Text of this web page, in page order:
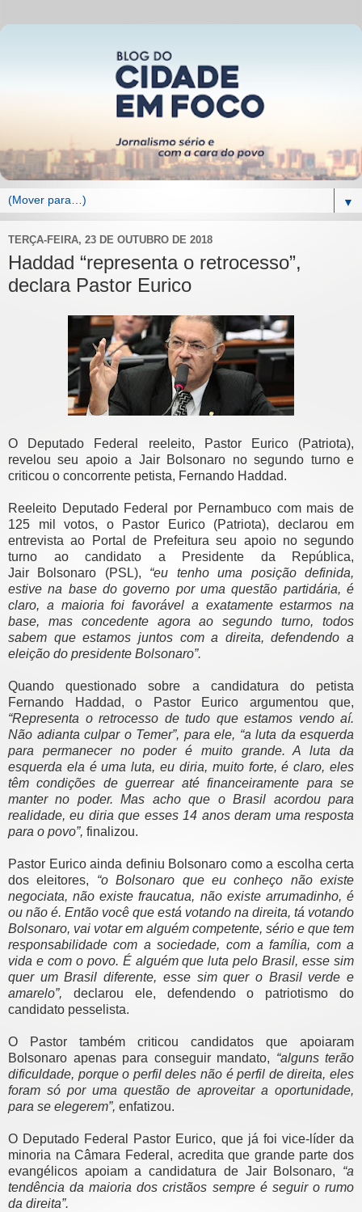
▼
TERÇA-FEIRA, 23 DE OUTUBRO DE 2018
Haddad “representa o retrocesso”,
declara Pastor Eurico
O Deputado Federal reeleito, Pastor Eurico (Patriota),
revelou seu apoioa Jair Bolsonaro no segundo turno e
criticou o concorrente petista, Fernando Haddad.
Reeleito Deputado Federal por Pernambuco com mais de
125 mil votos, o
Pastor Eurico (Patriota), declarou em
entrevista ao Portal de Prefeituraseu apoio no segundo
turno ao candidato a Presidente da República,
Jair Bolsonaro (PSL), “eu tenho uma posição definida,
estive na base dogoverno por uma questão partidária, é
claro, a maioria foi favorável a exatamente estarmos na
base, mas concedente agora ao segundo turno, todos
sabem que estamos juntos com a direita, defendendo a
eleição do presidente Bolsonaro”.
Quando questionado sobre a candidatura do petista
Fernando Haddad, o
Pastor Eurico argumentou que,
“Representa o retrocesso de tudo que estamos vendo aí.
Não adianta culpar o Temer”, para ele, “a luta da esquerda
para permanecer no poder é muito grande. A luta da
esquerda ela é uma luta, eu diria, muito forte, é claro, eles
têm condições deguerrear até financeiramente para se
manter no poder. Mas acho que oBrasil acordou para
realidade, eu diria que esses 14 anos deram uma resposta
para o povo”, finalizou.
Pastor Eurico ainda definiu Bolsonaro como a escolha certa
doseleitores, “o Bolsonaro que eu conheço não existe
negociata, não existefraucatua, não existe arrumadinho, é
ou não é. Então você que está votando na direita, tá votando
Bolsonaro, vai votar em alguém competente, sério e que tem
responsabilidade com a sociedade, com afamília, com a
vida e com o povo. É alguém que luta pelo Brasil, esse sim
quer um Brasil diferente, esse sim quer o Brasil verde e
amarelo”,
declarou ele, defendendo o patriotismo do
candidato pesselista.
O Pastor também criticou candidatos que apoiaram
Bolsonaro apenas para conseguir mandato, “alguns terão
dificuldade, porque o perfil deles não é perfil de direita, eles
foram só por uma questão de aproveitar a oportunidade,
para se elegerem”, enfatizou.
O Deputado Federal Pastor Eurico, que já foi vice-líder da
minoria naCâmara Federal, acredita que grande parte dos
evangélicos apoiam acandidatura de Jair Bolsonaro, “a
tendência da maioria dos cristãos sempre é seguir o rumo
da direita”.